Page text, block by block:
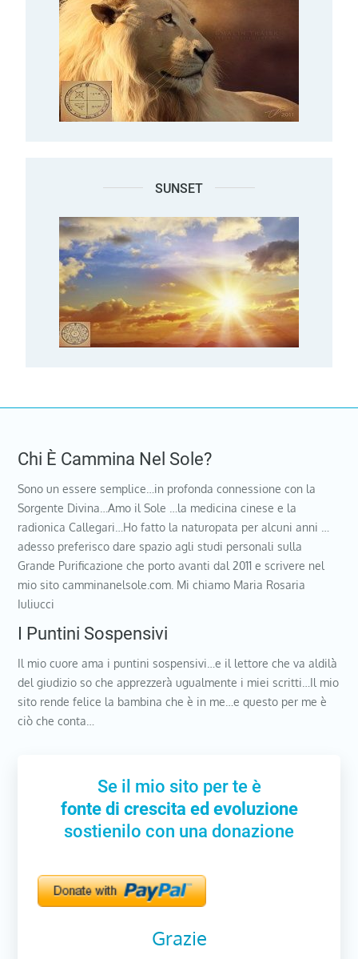
SUNSET
Chi È Cammina Nel Sole?
Sono un essere semplice…in profonda connessione con la
Sorgente Divina…Amo il Sole …la medicina cinese e la
radionica Callegari…Ho fatto la naturopata per alcuni anni …
adesso preferisco dare spazio agli studi personali sulla
Grande Purificazione che porto avanti dal 2011 e scrivere nel
mio sito camminanelsole.com. Mi chiamo Maria Rosaria
Iuliucci
I Puntini Sospensivi
Il mio cuore ama i puntini sospensivi…e il lettore che va aldilà
del giudizio so che apprezzerà ugualmente i miei scritti…Il mio
sito rende felice la bambina che è in me…e questo per me è
ciò che conta…
Se il mio sito per te è
fonte di crescita ed evoluzione
sostienilo con una donazione
Grazie